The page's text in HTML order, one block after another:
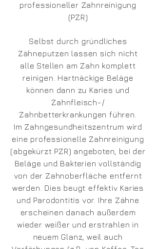
professioneller Zahnreinigung
(PZR)
Selbst durch gründliches
Zähneputzen lassen sich nicht
alle Stellen am Zahn komplett
reinigen. Hartnäckige Beläge
können dann zu Karies und
Zahnfleisch-/
Zahnbetterkrankungen führen.
Im Zahngesundheitszentrum wird
eine professionelle Zahnreinigung
(abgekürzt PZR) angeboten, bei der
Beläge und Bakterien vollständig
von der Zahnoberfläche entfernt
werden. Dies beugt effektiv Karies
und Parodontitis vor. Ihre Zähne
erscheinen danach außerdem
wieder weißer und erstrahlen in
neuem Glanz, weil auch